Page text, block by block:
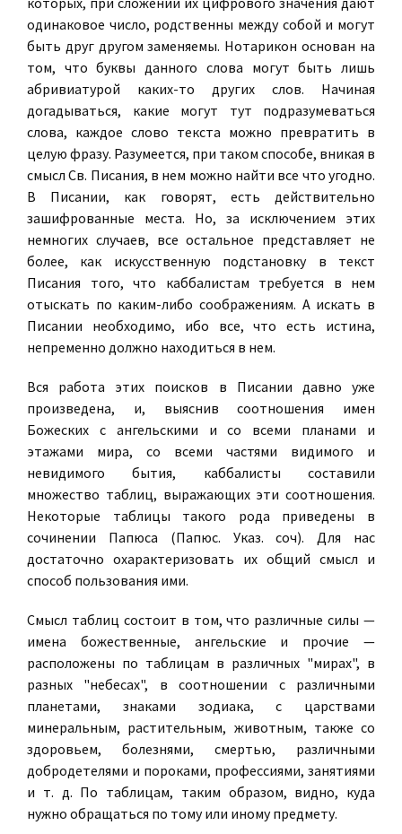
одинаковое число, родственны между собой и могут
быть друг другом заменяемы. Нотарикон основан на
том, что буквы данного слова могут быть лишь
абривиатурой каких-то других слов. Начиная
догадываться, какие могут тут подразумеваться
слова, каждое слово текста можно превратить в
целую фразу. Разумеется, при таком способе, вникая в
смысл Св. Писания, в нем можно найти все что угодно.
В Писании, как говорят, есть действительно
зашифрованные места. Но, за исключением этих
немногих случаев, все остальное представляет не
более, как искусственную подстановку в текст
Писания того, что каббалистам требуется в нем
отыскать по каким-либо соображениям. А искать в
Писании необходимо, ибо все, что есть истина,
непременно должно находиться в нем.
Вся работа этих поисков в Писании давно уже
произведена, и, выяснив соотношения имен
Божеских с ангельскими и со всеми планами и
этажами мира, со всеми частями видимого и
невидимого бытия, каббалисты составили
множество таблиц, выражающих эти соотношения.
Некоторые таблицы такого рода приведены в
сочинении Папюса (Папюс. Указ. соч). Для нас
достаточно охарактеризовать их общий смысл и
способ пользования ими.
Смысл таблиц состоит в том, что различные силы —
имена божественные, ангельские и прочие —
расположены по таблицам в различных "мирах", в
разных "небесах", в соотношении с различными
планетами, знаками зодиака, с царствами
минеральным, растительным, животным, также со
здоровьем, болезнями, смертью, различными
добродетелями и пороками, профессиями, занятиями
и т. д. По таблицам, таким образом, видно, куда
нужно обращаться по тому или иному предмету.